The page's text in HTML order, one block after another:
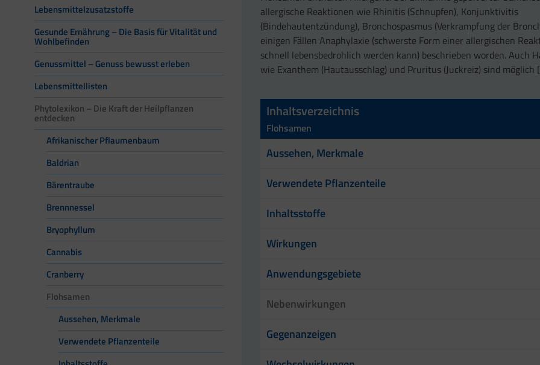
Lebensmittelzusatzstoffe
Gesunde Ernährung – Die Basis für Vitalität und
Wohlbefinden
Genussmittel – Genuss bewusst erleben
Lebensmittellisten
Phytolexikon – Die Kraft der Heilpflanzen
entdecken
Afrikanischer Pflaumenbaum
Baldrian
Bärentraube
Brennnessel
Bryophyllum
Cannabis
Cranberry
Flohsamen
Aussehen, Merkmale
Verwendete Pflanzenteile
allergische Reaktionen wie Rhinitis (Schnupfen), Konjunktivitis
(Bindehautentzündung), Bronchospasmus (Verkrampfung der
einigen Fällen Anaphylaxie (schwerste Form einer allergischen
schnell lebensbedrohlich werden kann) beschrieben worden. Auch
wie Exanthem (Hautausschlag) und Pruritus (Juckreiz) sind möglich
Inhaltsverzeichnis
Flohsamen
Aussehen, Merkmale
Verwendete Pflanzenteile
Inhaltsstoffe
Wirkungen
Anwendungsgebiete
Nebenwirkungen
Gegenanzeigen